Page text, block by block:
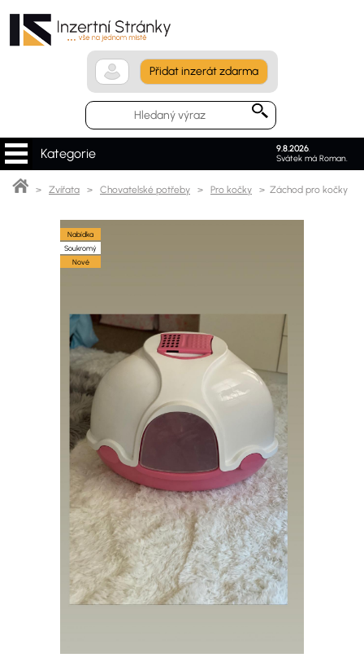
Přidat inzerát zdarma
9.8.2026.
Svátek má Roman.
Kategorie
> Zvířata > Chovatelské potřeby > Pro kočky > Záchod pro kočky
Nabídka
Soukromý
Nové